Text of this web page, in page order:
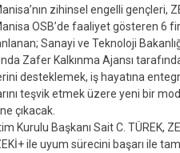
zihinsel engelli gençleri,
OSB’de faaliyet gösteren 6
Sanayi ve Teknoloji
Zafer Kalkınma Ajansı
desteklemek, iş hayatına
teşvik etmek üzere yeni bir
çıkacak.
Kurulu Başkanı Sait C. TÜREK,
ile uyum sürecini başarı ile